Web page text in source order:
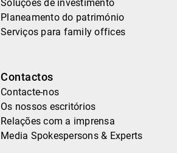
Soluções de investimento
Planeamento do património
Serviços para family offices
Contactos
Contacte-nos
Os nossos escritórios
Relações com a imprensa
Media Spokespersons & Experts